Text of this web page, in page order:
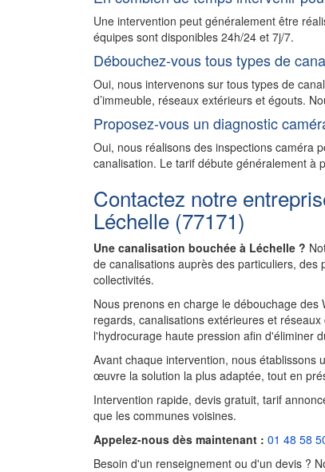
Une intervention peut généralement être
équipes sont disponibles 24h/24 et 7j/7.
Débouchez-vous tous types de
Oui, nous intervenons sur tous types de
d’immeuble, réseaux extérieurs et égouts.
Proposez-vous un diagnostic
Oui, nous réalisons des inspections caméra
canalisation. Le tarif débute généralement à
Contactez notre
Léchelle (77171)
Une canalisation bouchée à Léchelle ?
de canalisations auprès des particuliers,
collectivités.
Nous prenons en charge le débouchage
regards, canalisations extérieures et
l'hydrocurage haute pression afin d'éliminer
Avant chaque intervention, nous établissons
œuvre la solution la plus adaptée, tout en
Intervention rapide, devis gratuit, tarif
que les communes voisines.
Appelez-nous dès maintenant : 01 48 58
Besoin d'un renseignement ou d'un devis ?